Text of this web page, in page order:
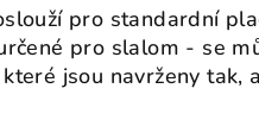
pro standardní
pro slalom - se
jsou navrženy